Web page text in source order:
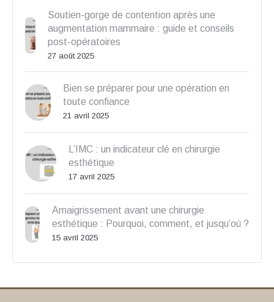
Soutien-gorge de contention après une
augmentation mammaire : guide et conseils
post-opératoires
27 août 2025
Bien se préparer pour une opération en
toute confiance
21 avril 2025
L’IMC : un indicateur clé en chirurgie
esthétique
17 avril 2025
Amaigrissement avant une chirurgie
esthétique : Pourquoi, comment, et jusqu’où ?
15 avril 2025